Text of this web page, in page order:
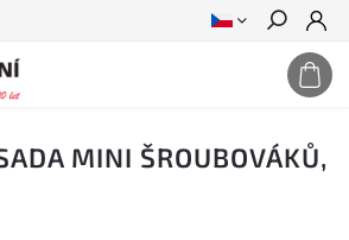
Hledat
MINI ŠROUBOVÁKŮ,